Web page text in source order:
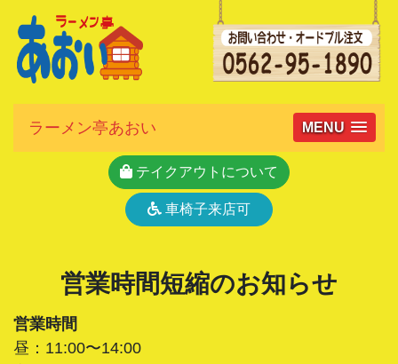
ラーメン亭あおい MENU
テイクアウトについて
車椅子来店可
営業時間短縮のお知らせ
営業時間
昼：11:00〜14:00